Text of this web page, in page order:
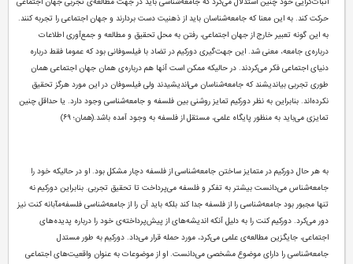
اثبات‌گرایی خود چنین استدلال می‌کرد که جامعه‌شناسی باید در جهت مطالعه‌ی تجربی جهان اجتماعی
حرکت کند. به این معنا که جامعه‌شناسان باید از ذهنیت دست بردارند و جهان اجتماعی را تجربه کنند.
به این گونه تعبیر خارج از جهان اجتماعی، رفتن به محل تحقیق و مطالعه و جمع‌آوری اطلاعات
درباره‌ی جامعه، معنی شد. این جهت‌گیری دورکیم در تضاد با فیلسوفانی بود که عموما فقط درباره
دنیای اجتماعی فکر می‌کردند. در حالیکه ممکن است آنها هم درباره‌ی همان جهان اجتماعی همان
طوری تجربی بیاندیشند که جامعه‌شناسان می‌اندیشیدند ولی فیلسوفان در این مورد هرگز تحقیق
نکرده‌اند. بنابراین به نظر دورکیم تمایز روشنی بین فلسفه و جامعه‌شناسی وجود دارد. یا حداقل چنین
تمایزی می‌باید به منظور پایگاه علمی، مستقل از فلسفه به وجود آمده باشد.(همان؛ ۶۹)
به هر حال دورکیم در متمایز ساختن جامعه‌شناسی از فلسفه دچار مشکل بود. او در حالیکه خود را
جامعه‌شناس می‌دانست بیشتر به تفکر و فلسفه می‌پرداخت تا تحقیق تجربی. بنابراین دورکیم نه
تنها مجبور بود جامعه‌شناسی را از فلسفه جدا کند بلکه باید آن را از جامعه‌شناسی فلسفه‌مآبانه کنت نیز
دور می‌کرد. دورکیم کنت را به دلیل آنکه اندیشه‌های از پیش‌پرداخته‌ی خود را درباره پدیده‌های
اجتماعی، جایگزین مطالعه‌ی علمی می‌کرد، مورد حمله قرار می‌داد. دورکیم به طور مستدل
جامعه‌شناسی را دارای موضوع مشخصی می‌دانست. او از موضوعات به عنوان واقعیت‌های اجتماعی